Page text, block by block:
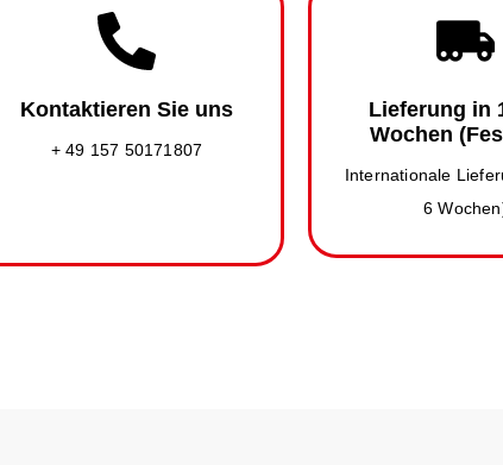
Kontaktieren Sie uns
+ 49 157 50171807
Lieferung in
Wochen
Internationale
6